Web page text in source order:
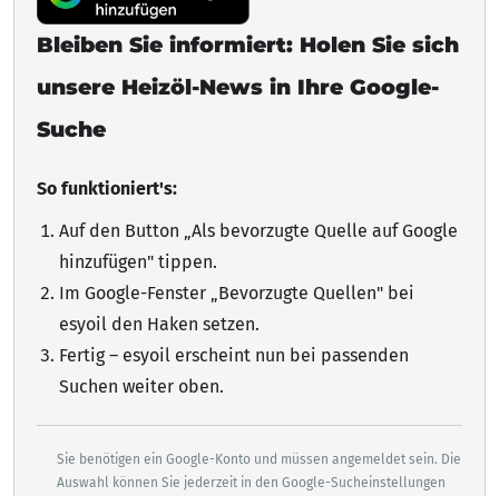
Bleiben Sie informiert: Holen Sie sich
unsere Heizöl-News in Ihre Google-
Suche
So funktioniert's:
Auf den Button „Als bevorzugte Quelle auf Google
hinzufügen" tippen.
Im Google-Fenster „Bevorzugte Quellen" bei
esyoil den Haken setzen.
Fertig – esyoil erscheint nun bei passenden
Suchen weiter oben.
Sie benötigen ein Google-Konto und müssen angemeldet sein. Die
Auswahl können Sie jederzeit in den Google-Sucheinstellungen